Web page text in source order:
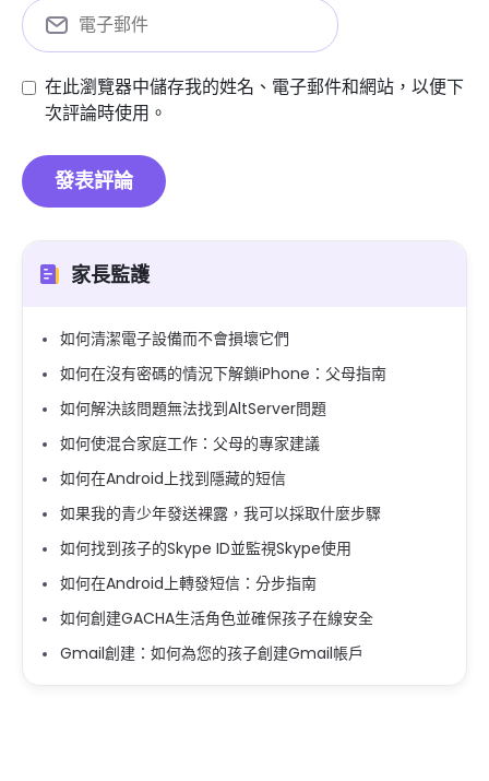
在此瀏覽器中儲存我的姓名、電子郵件和網站，以便下
次評論時使用。
家長監護
如何清潔電子設備而不會損壞它們
如何在沒有密碼的情況下解鎖iPhone：父母指南
如何解決該問題無法找到AltServer問題
如何使混合家庭工作：父母的專家建議
如何在Android上找到隱藏的短信
如果我的青少年發送裸露，我可以採取什麼步驟
如何找到孩子的Skype ID並監視Skype使用
如何在Android上轉發短信：分步指南
如何創建GACHA生活角色並確保孩子在線安全
Gmail創建：如何為您的孩子創建Gmail帳戶